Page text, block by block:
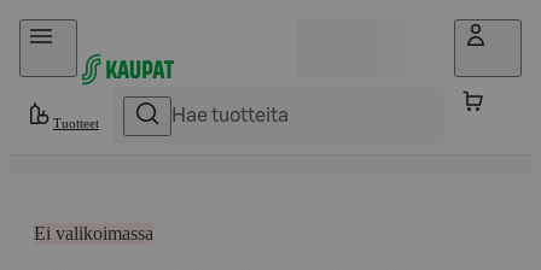
Hyppää sisältöön
Tuotteet
Ei valikoimassa